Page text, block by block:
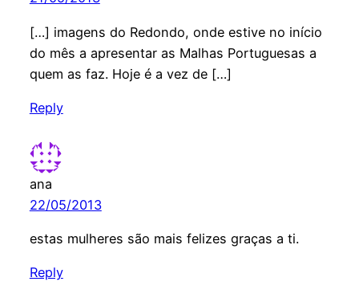
[…] imagens do Redondo, onde estive no início
do mês a apresentar as Malhas Portuguesas a
quem as faz. Hoje é a vez de […]
Reply
ana
22/05/2013
estas mulheres são mais felizes graças a ti.
Reply